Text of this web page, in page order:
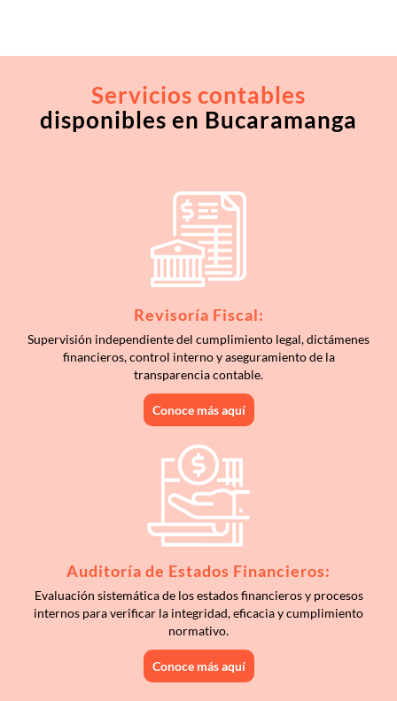
Servicios contables
disponibles en Bucaramanga
Revisoría Fiscal:
Supervisión independiente del cumplimiento legal, dictámenes
financieros, control interno y aseguramiento de la
transparencia contable.
Conoce más aquí
Auditoría de Estados Financieros:
Evaluación sistemática de los estados financieros y procesos
internos para verificar la integridad, eficacia y cumplimiento
normativo.
Conoce más aquí